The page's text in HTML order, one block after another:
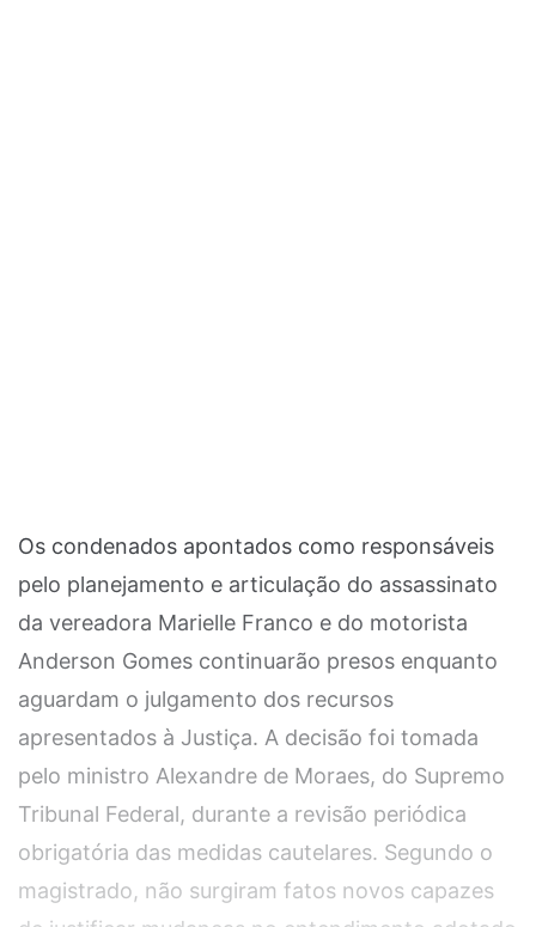
Os condenados apontados como responsáveis
pelo planejamento e articulação do assassinato
da vereadora Marielle Franco e do motorista
Anderson Gomes continuarão presos enquanto
aguardam o julgamento dos recursos
apresentados à Justiça. A decisão foi tomada
pelo ministro Alexandre de Moraes, do Supremo
Tribunal Federal, durante a revisão periódica
obrigatória das medidas cautelares. Segundo o
magistrado, não surgiram fatos novos capazes